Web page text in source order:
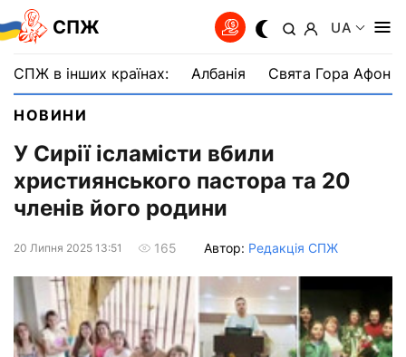
СПЖ UA
СПЖ в інших країнах: Албанія Свята Гора Афон
НОВИНИ
У Сирії ісламісти вбили
християнського пастора та 20
членів його родини
20 Липня 2025 13:51 165 Автор: Редакція СПЖ